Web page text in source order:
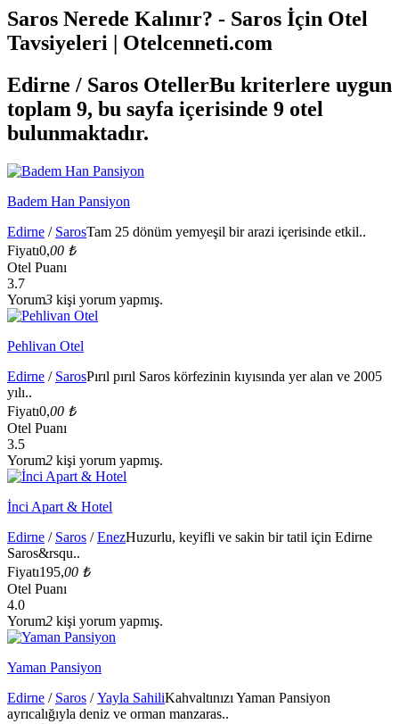
Saros Nerede Kalınır? - Saros İçin Otel
Tavsiyeleri | Otelcenneti.com
Edirne / Saros OtellerBu kriterlere uygun
toplam 9, bu sayfa içerisinde 9 otel
bulunmaktadır.
Badem Han Pansiyon
Edirne / SarosTam 25 dönüm yemyeşil bir arazi içerisinde etkil..
Fiyatı0,00 ₺
Otel Puanı
3.7
Yorum3 kişi yorum yapmış.
Pehlivan Otel
Edirne / SarosPırıl pırıl Saros körfezinin kıyısında yer alan ve 2005
yılı..
Fiyatı0,00 ₺
Otel Puanı
3.5
Yorum2 kişi yorum yapmış.
İnci Apart & Hotel
Edirne / Saros /EnezHuzurlu, keyifli ve sakin bir tatil için Edirne
Saros&rsqu..
Fiyatı195,00 ₺
Otel Puanı
4.0
Yorum2 kişi yorum yapmış.
Yaman Pansiyon
Edirne / Saros /Yayla SahiliKahvaltınızı Yaman Pansiyon
ayrıcalığıyla deniz ve orman manzaras..